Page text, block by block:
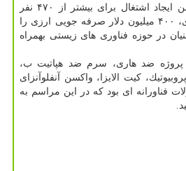
فراهم گشته است كه ضمن ایجاد اشتغال برای بیشتر از ۴۷۰ نفر
شامل ۱۱۰ متخصص دكتری، ۴۰۰ میلیون دلار صرفه جویی ارزی را
در حوزه فناوری های زیستی بهمراه
پروژه ضد هاری، سرم ضد هپاتیت ب،
كیت الایزا، واكسن آنفلوآنزای
فناورانه ای بود كه در این مراسم به